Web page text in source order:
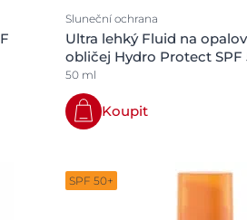
Sluneční ochrana
Ultra lehký Fluid na
obličej Hydro Protect SPF
50 ml
Koupit
SPF 50+